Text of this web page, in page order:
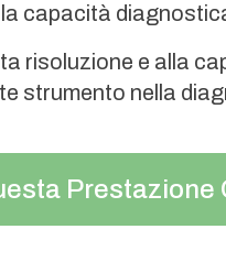
capacità
risoluzione e alla
strumento nella
Prestazione